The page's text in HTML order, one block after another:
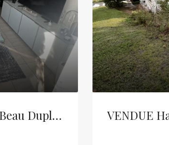
VENDU Habsheim Beau Duplex De 70m² Balcon, Cave Et Garage